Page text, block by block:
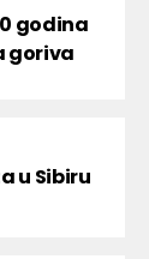
godina
goriva
u Sibiru